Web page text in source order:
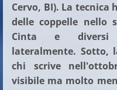
Cervo, BI). La
delle coppelle nello
Cinta e diversi
lateralmente. Sotto,
chi scrive
visibile ma molto